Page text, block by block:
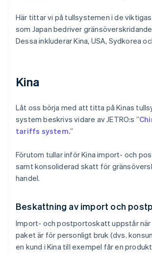
Här tittar vi på tullsystemen i de
som Japan bedriver
Dessa inkluderar Kina, USA, Sydkorea
Kina
Låt oss börja med att titta på Kinas
system beskrivs vidare av JETRO:s ”
tariffs system.”
Förutom tullar inför Kina import- och
samt konsoliderad skatt för
handel.
Beskattning av import och
Import- och postportoskatt uppstår
paket är för personligt bruk (dvs.
en kund i Kina till exempel får en